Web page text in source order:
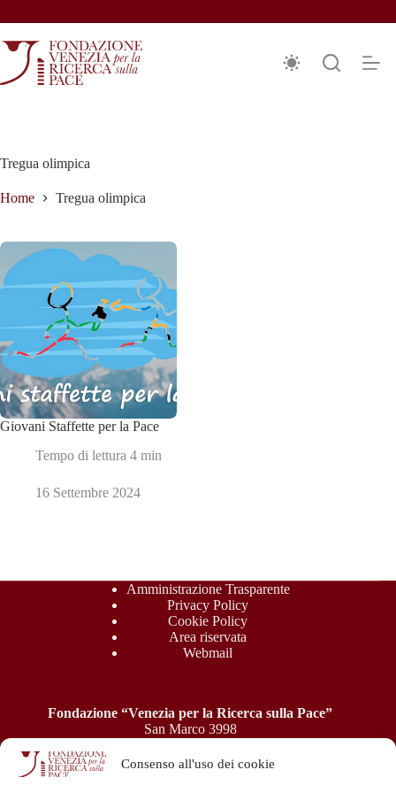
Consenso all'uso dei cookie
al
contenuto
Tregua olimpica
Home Tregua olimpica
Giovani Staffette per la Pace
Tempo di lettura 4 min
16 Settembre 2024
Amministrazione Trasparente
Privacy Policy
Cookie Policy
Area riservata
Webmail
Fondazione “Venezia per la Ricerca sulla Pace”
San Marco 3998
P.IVA: 04945550277 - C.F.: 94039050276